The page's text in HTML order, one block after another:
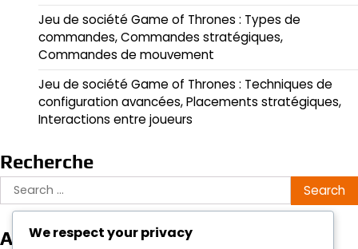
Jeu de société Game of Thrones : Types de
commandes, Commandes stratégiques,
Commandes de mouvement
Jeu de société Game of Thrones : Techniques de
configuration avancées, Placements stratégiques,
Interactions entre joueurs
Recherche
Search
for:
Archives
We respect your privacy